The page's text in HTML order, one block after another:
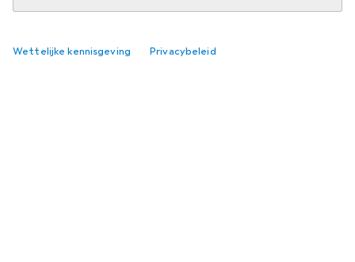
Wettelijke kennisgeving Privacybeleid